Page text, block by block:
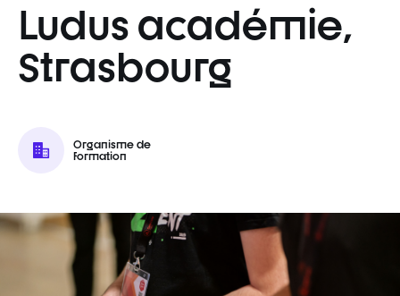
Ludus académie,
Strasbourg
Organisme de
formation